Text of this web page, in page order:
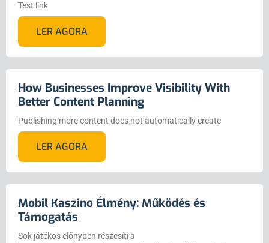
Test link
LER AGORA
How Businesses Improve Visibility With
Better Content Planning
Publishing more content does not automatically create
LER AGORA
Mobil Kaszino Élmény: Működés és
Támogatás
Sok játékos előnyben részesíti a